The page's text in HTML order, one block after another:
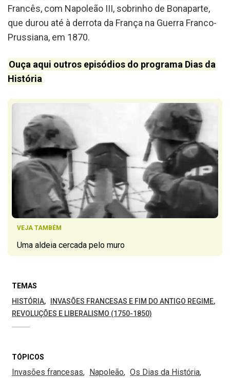
Francês, com Napoleão III, sobrinho de Bonaparte,
que durou até à derrota da França na Guerra Franco-
Prussiana, em 1870.
Ouça aqui outros episódios do programa Dias da
História
VEJA TAMBÉM
Uma aldeia cercada pelo muro
TEMAS
HISTÓRIA
INVASÕES FRANCESAS E FIM DO ANTIGO REGIME
REVOLUÇÕES E LIBERALISMO (1750-1850)
TÓPICOS
Invasões francesas Napoleão
Os Dias da História